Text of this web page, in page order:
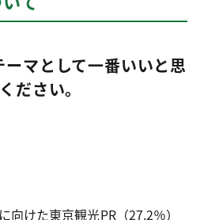
マとして一番いいと思
ださい。
けた東京観光PR（27.2％）